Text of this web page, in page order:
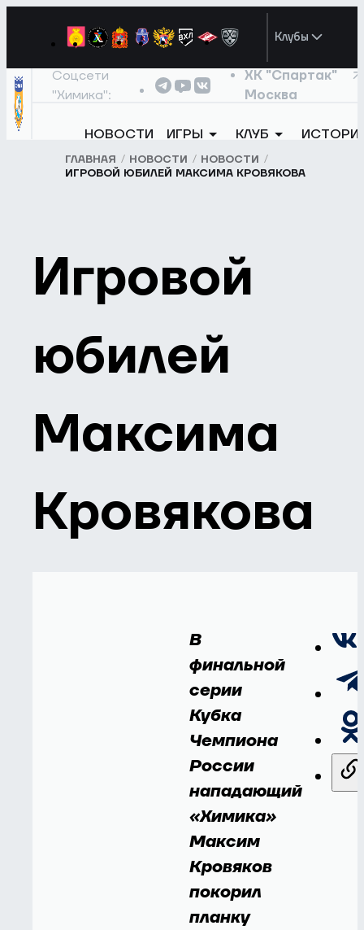
Клубы
Соцсети
"Химика":
ХК "Спартак"
Москва
НОВОСТИ ИГРЫ КЛУБ
ГЛАВНАЯ НОВОСТИ
НОВОСТИ
ИГРОВОЙ ЮБИЛЕЙ МАКСИМА КРОВЯКОВА
Игровой
юбилей
Максима
Кровякова
В
финальной
серии
Кубка
Чемпиона
России
нападающий
«Химика»
Максим
Кровяков
покорил
планку